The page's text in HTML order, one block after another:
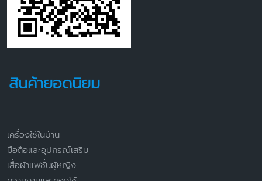
สินค้ายอดนิยม
เครื่องใช้ในบ้าน
มือถือและอุปกรณ์เสริม
เสื้อผ้าแฟชั่นผู้หญิง